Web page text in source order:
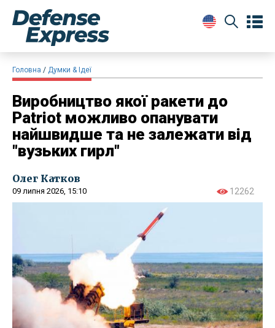
Головна Думки & Ідеї
Виробництво якої ракети до
Patriot можливо опанувати
найшвидше та не залежати від
"вузьких гирл"
Олег Катков
09 липня 2026, 15:10 12262